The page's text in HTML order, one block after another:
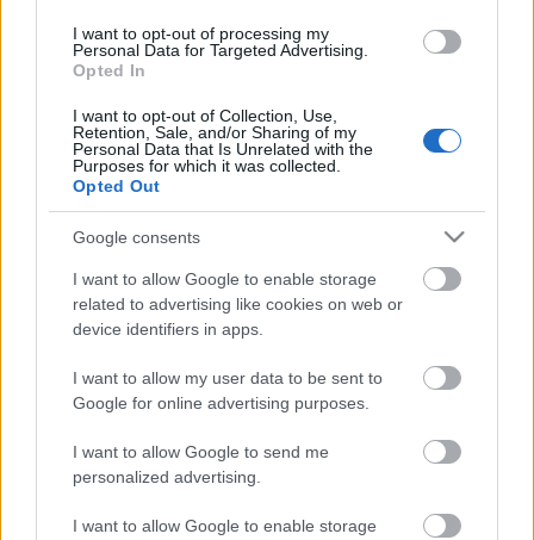
I want to opt-out of processing my
Personal Data for Targeted Advertising.
Opted In
I want to opt-out of Collection, Use,
Retention, Sale, and/or Sharing of my
Personal Data that Is Unrelated with the
Purposes for which it was collected.
Opted Out
Google consents
I want to allow Google to enable storage
related to advertising like cookies on web or
device identifiers in apps.
I want to allow my user data to be sent to
Google for online advertising purposes.
I want to allow Google to send me
personalized advertising.
I want to allow Google to enable storage
Októberben két regénnyel folytattam, a
Házassági
összeesküvésésAz ördög is csak ember
került sorra.
Novemberben pedig két nagyon jó könyvvel zártam
a sort, aSzív küldiésAz elnök kalapja
is roppant
kellemes élmény volt.
jövő évi polcracsak gyerekkönyveket tettem, mert
úgy érzem ezen a téren sok elmaradásom van. Mivel
rövid könyvekről van szó, mind a huszonnégyet
szándékozom elolvasni, sőt csináltam még egy
plusz polcotis a maradék könyvnek.
Ajánlott bejegyzések: